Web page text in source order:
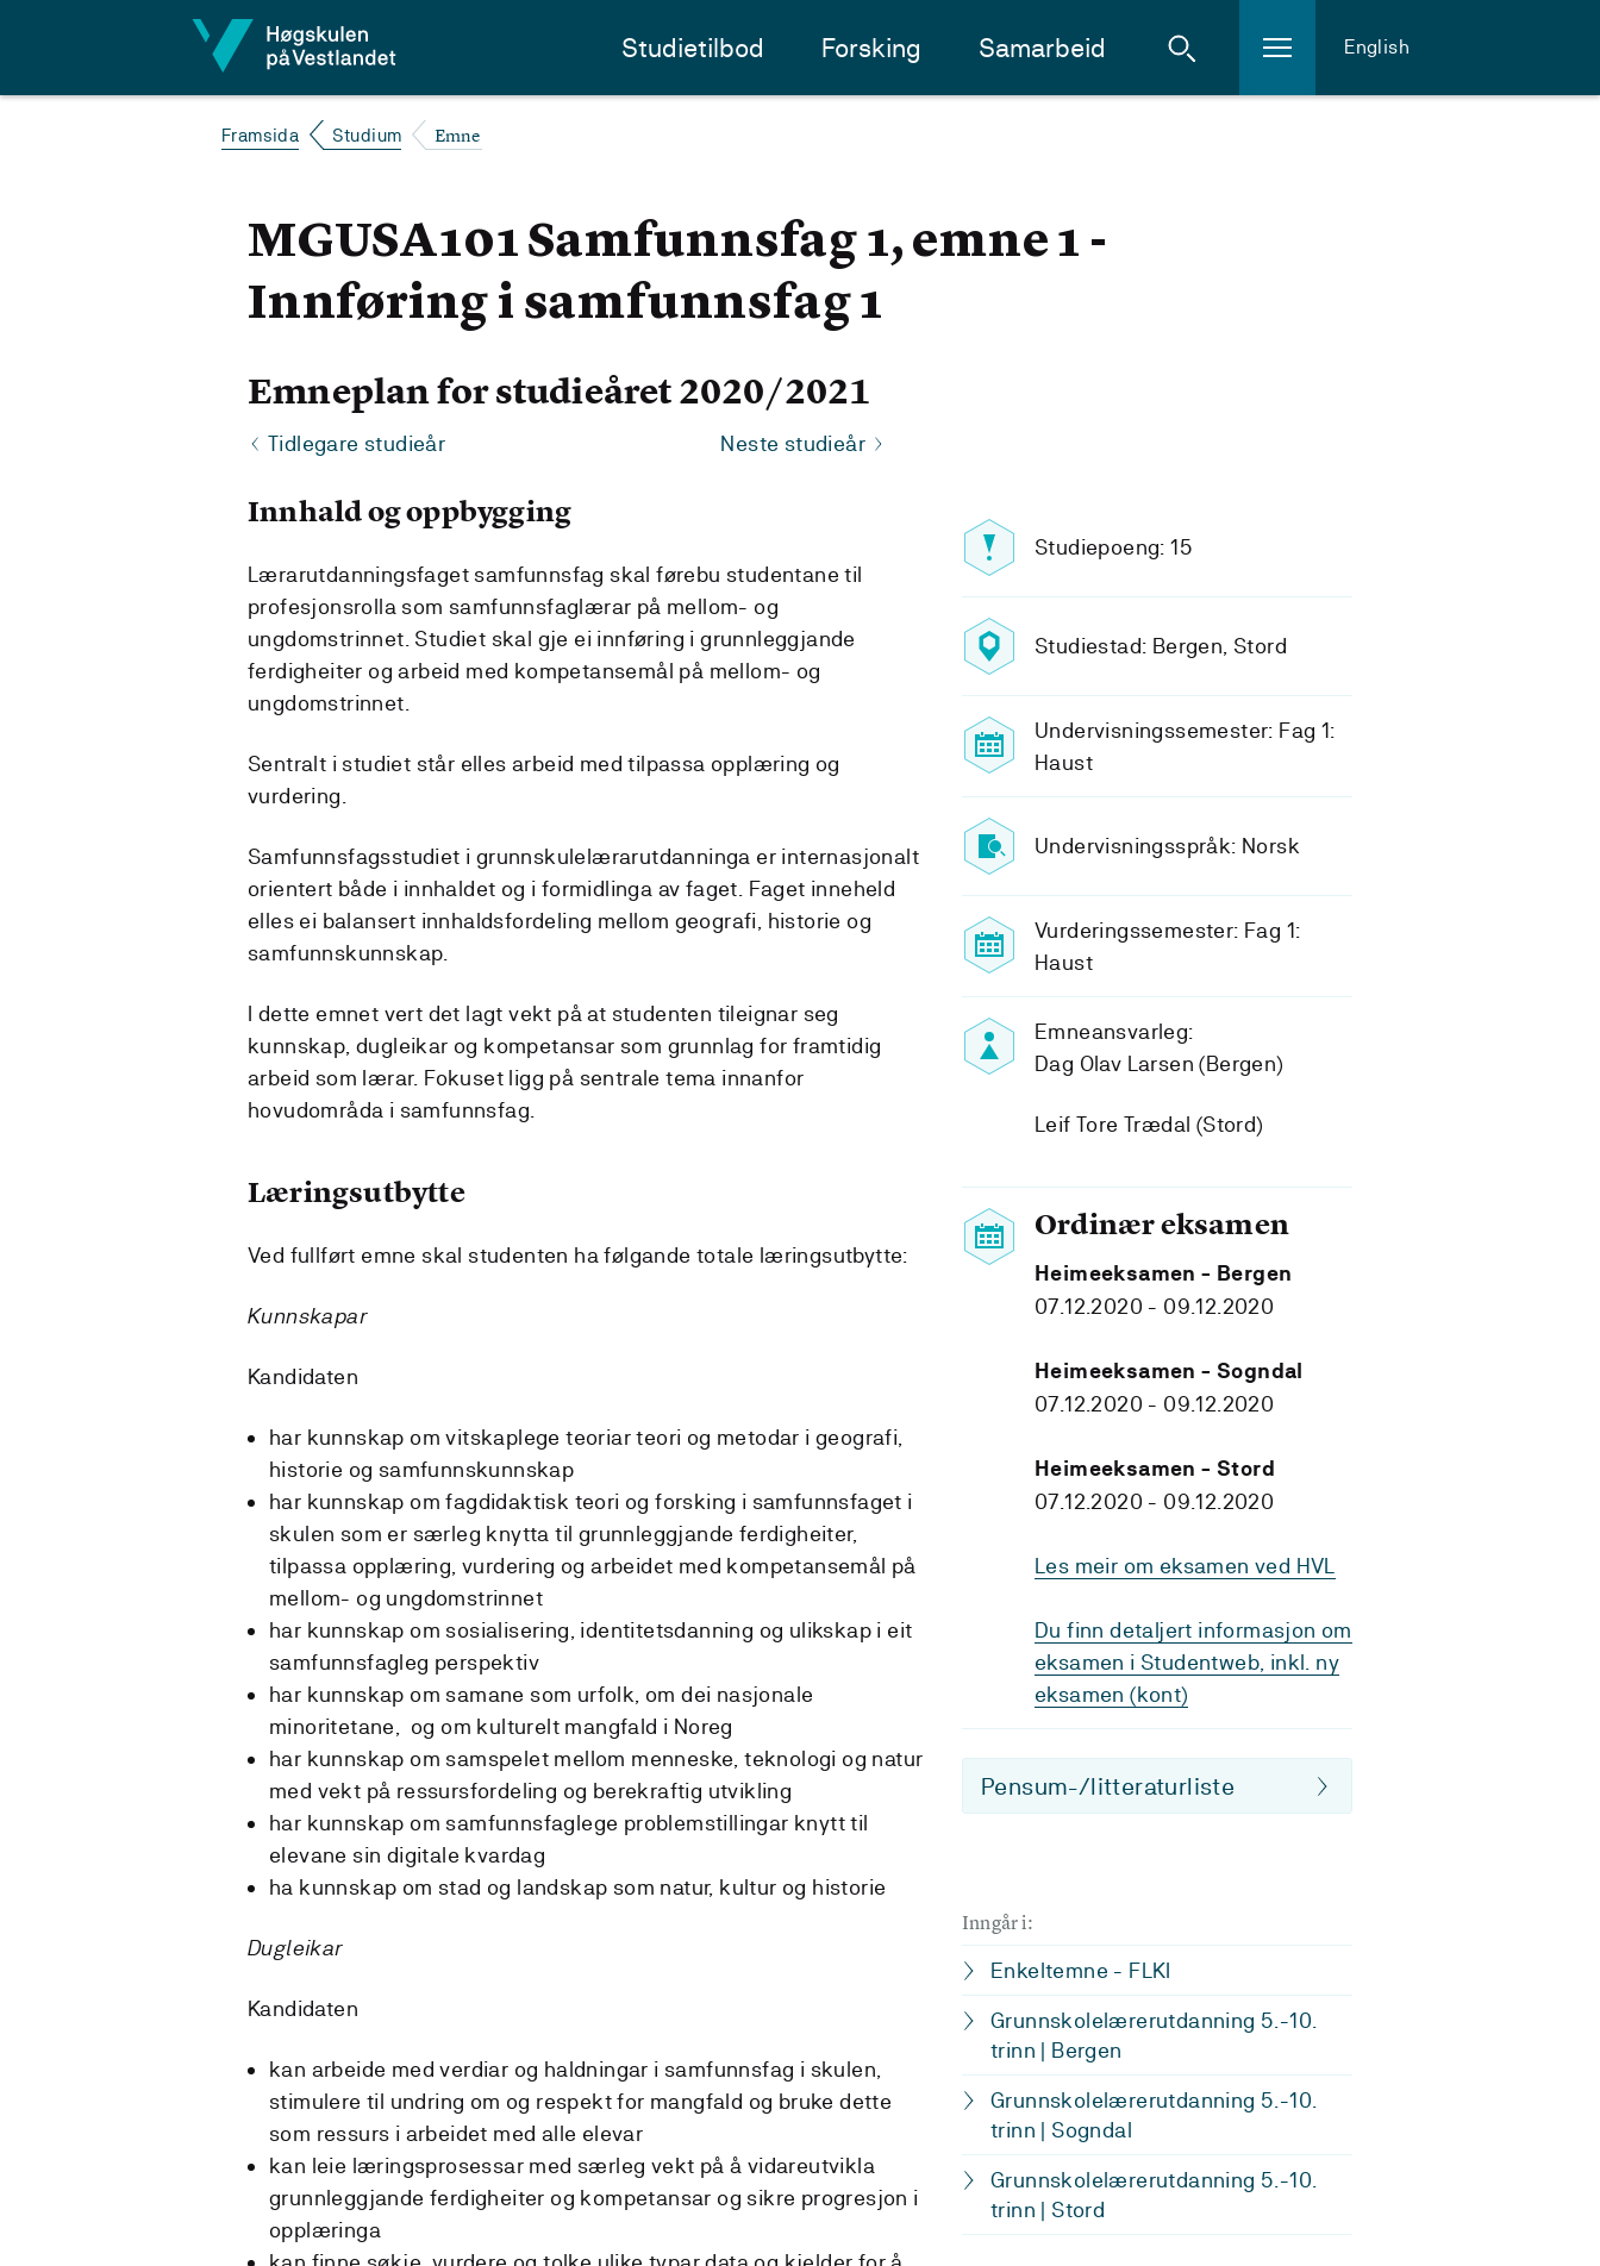
Studietilbod Forsking Samarbeid English
Framsida Studium Emne
MGUSA101 Samfunnsfag 1, emne 1 -
Innføring i samfunnsfag 1
Emneplan for studieåret 2020/2021
Tidlegare studieår Neste studieår
Studiepoeng: 15
Studiestad: Bergen, Stord
Undervisningssemester: Fag 1:
Haust
Undervisningsspråk: Norsk
Vurderingssemester: Fag 1:
Haust
Emneansvarleg:
Dag Olav Larsen (Bergen)
Leif Tore Trædal (Stord)
Ordinær eksamen
Heimeeksamen - Bergen
07.12.2020 - 09.12.2020
Heimeeksamen - Sogndal
07.12.2020 - 09.12.2020
Heimeeksamen - Stord
07.12.2020 - 09.12.2020
Les meir om eksamen ved HVL
Du finn detaljert informasjon om
eksamen i Studentweb, inkl. ny
eksamen (kont)
Pensum-/litteraturliste
Inngår i:
Enkeltemne - FLKI
Grunnskolelærerutdanning 5.-10.
trinn | Bergen
Grunnskolelærerutdanning 5.-10.
trinn | Sogndal
Grunnskolelærerutdanning 5.-10.
trinn | Stord
Innhald og oppbygging
Lærarutdanningsfaget samfunnsfag skal førebu studentane til
profesjonsrolla som samfunnsfaglærar på mellom- og
ungdomstrinnet. Studiet skal gje ei innføring i grunnleggjande
ferdigheiter og arbeid med kompetansemål på mellom- og
ungdomstrinnet.
Sentralt i studiet står elles arbeid med tilpassa opplæring og
vurdering.
Samfunnsfagsstudiet i grunnskulelærarutdanninga er internasjonalt
orientert både i innhaldet og i formidlinga av faget. Faget inneheld
elles ei balansert innhaldsfordeling mellom geografi, historie og
samfunnskunnskap.
I dette emnet vert det lagt vekt på at studenten tileignar seg
kunnskap, dugleikar og kompetansar som grunnlag for framtidig
arbeid som lærar. Fokuset ligg på sentrale tema innanfor
hovudområda i samfunnsfag.
Læringsutbytte
Ved fullført emne skal studenten ha følgande totale læringsutbytte:
Kunnskapar
Kandidaten
har kunnskap om vitskaplege teoriar teori og metodar i geografi,
historie og samfunnskunnskap
har kunnskap om fagdidaktisk teori og forsking i samfunnsfaget i
skulen som er særleg knytta til grunnleggjande ferdigheiter,
tilpassa opplæring, vurdering og arbeidet med kompetansemål på
mellom- og ungdomstrinnet
har kunnskap om sosialisering, identitetsdanning og ulikskap i eit
samfunnsfagleg perspektiv
har kunnskap om samane som urfolk, om dei nasjonale
minoritetane, og om kulturelt mangfald i Noreg
har kunnskap om samspelet mellom menneske, teknologi og natur
med vekt på ressursfordeling og berekraftig utvikling
har kunnskap om samfunnsfaglege problemstillingar knytt til
elevane sin digitale kvardag
ha kunnskap om stad og landskap som natur, kultur og historie
Dugleikar
Kandidaten
kan arbeide med verdiar og haldningar i samfunnsfag i skulen,
stimulere til undring om og respekt for mangfald og bruke dette
som ressurs i arbeidet med alle elevar
kan leie læringsprosessar med særleg vekt på å vidareutvikla
grunnleggjande ferdigheiter og kompetansar og sikre progresjon i
opplæringa